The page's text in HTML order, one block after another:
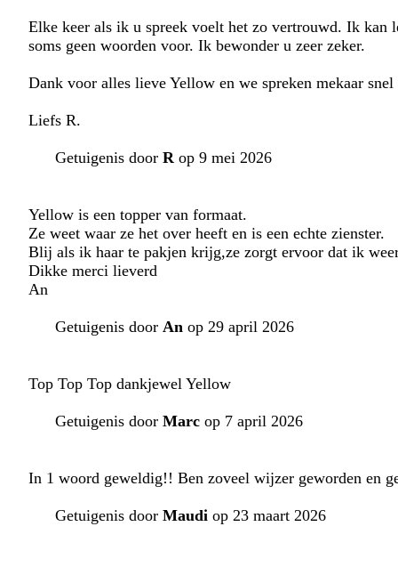
Elke keer als ik u spreek voelt het zo vertrouwd. Ik
soms geen woorden voor. Ik bewonder u zeer zeker.
Dank voor alles lieve Yellow en we spreken mekaar snel
Liefs R.
Getuigenis door Rop 9 mei 2026
Yellow is een topper van formaat.
Ze weet waar ze het over heeft en is een echte zienster.
Blij als ik haar te pakjen krijg,ze zorgt ervoor dat ik
Dikke merci lieverd
An
Getuigenis door An op 29 april 2026
Top Top Top dankjewel Yellow
Getuigenis door Marc op 7 april 2026
In 1 woord geweldig!! Ben zoveel wijzer geworden en
Getuigenis door Maudi op 23 maart 2026